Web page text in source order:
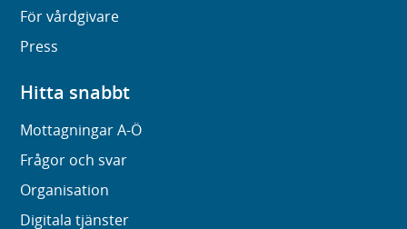
För vårdgivare
Press
Hitta snabbt
Mottagningar A-Ö
Frågor och svar
Organisation
Digitala tjänster